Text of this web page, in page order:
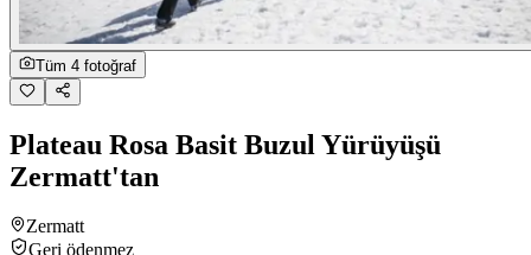
Tüm 4 fotoğraf
Plateau Rosa Basit Buzul Yürüyüşü
Zermatt'tan
Zermatt
Geri ödenmez